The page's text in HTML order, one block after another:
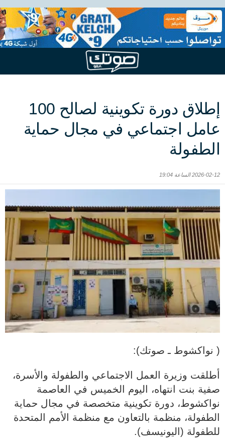
إطلاق دورة تكوينية لصالح 100
عامل اجتماعي في مجال حماية
الطفولة
2026-02-12 الساعة 19:04
( نواكشوط ـ صوتك):
أطلقت وزيرة العمل الاجتماعي والطفولة والأسرة،
صفية بنت انتهاه، اليوم الخميس في العاصمة
نواكشوط، دورة تكوينية متخصصة في مجال حماية
الطفولة، منظمة بالتعاون مع منظمة الأمم المتحدة
للطفولة (اليونيسف).